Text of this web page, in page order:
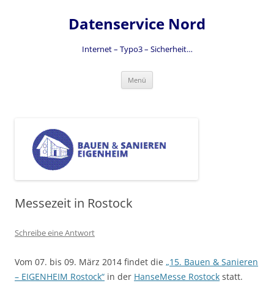
Datenservice Nord
Internet – Typo3 – Sicherheit…
Menü
Messezeit in Rostock
Schreibe eine Antwort
Vom 07. bis 09. März 2014 findet die „15. Bauen & Sanieren
– EIGENHEIM Rostock“ in der HanseMesse Rostock statt.